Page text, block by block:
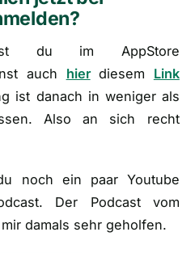
du im AppStore
auch hierdiesem Link
ist danach in weniger als
Also an sich recht
noch ein paar Youtube
Der Podcast vom
damals sehr geholfen.